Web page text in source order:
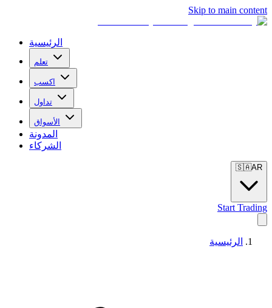
Skip to main content
الرئيسية
تعلم
اكسب
تداول
الأسواق
المدونة
الشركاء
🇸🇦AR
Start Trading
الرئيسية